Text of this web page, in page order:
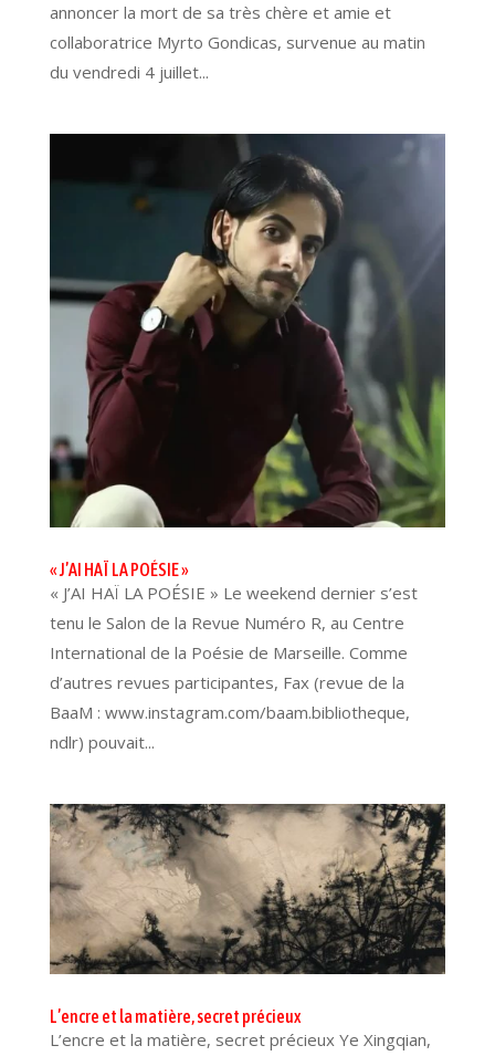
annoncer la mort de sa très chère et amie et
collaboratrice Myrto Gondicas, survenue au matin
du vendredi 4 juillet...
« J’AI HAÏ LA POÉSIE »
« J’AI HAÏ LA POÉSIE » Le weekend dernier s’est
tenu le Salon de la Revue Numéro R, au Centre
International de la Poésie de Marseille. Comme
d’autres revues participantes, Fax (revue de la
BaaM : www.instagram.com/baam.bibliotheque,
ndlr) pouvait...
L’encre et la matière, secret précieux
L’encre et la matière, secret précieux Ye Xingqian,